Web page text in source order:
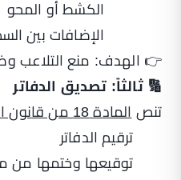
الكشط أو المحو
الإضافات بين
👉 الهدف: منع التلاعب
🔢 ثالثاً: تصديق الدفاتر
تنص
المادة 18 من قانون التجارة
ترقيم الدفاتر
توقيعها وختمها من